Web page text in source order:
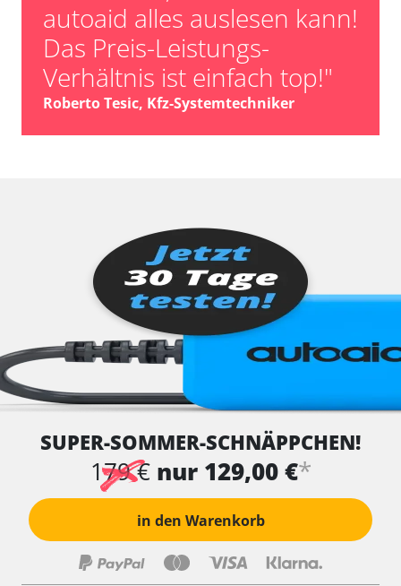
autoaid alles auslesen kann!
Das Preis-Leistungs-
Verhältnis ist einfach top!"
Roberto Tesic, Kfz-Systemtechniker
SUPER-SOMMER-SCHNÄPPCHEN!
179 € nur 129,00 €*
in den Warenkorb